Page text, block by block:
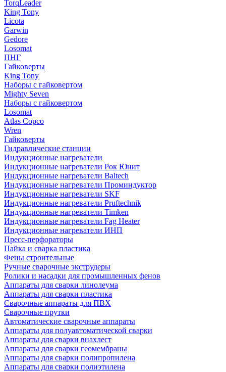
TorqLeader
King Tony
Licota
Garwin
Gedore
Losomat
ПНГ
Гайковерты
King Tony
Наборы с гайковертом
Mighty Seven
Наборы с гайковертом
Losomat
Atlas Copco
Wren
Гайковерты
Гидравлические станции
Индукционные нагреватели
Индукционные нагреватели Рок Юнит
Индукционные нагреватели Baltech
Индукционные нагреватели Проминдуктор
Индукционные нагреватели SKF
Индукционные нагреватели Pruftechnik
Индукционные нагреватели Timken
Индукционные нагреватели Fag Heater
Индукционные нагреватели ИНП
Пресс-перфораторы
Пайка и сварка пластика
Фены строительные
Ручные сварочные экструдеры
Ролики и насадки для промышленных фенов
Аппараты для сварки линолеума
Аппараты для сварки пластика
Сварочные аппараты для ПВХ
Сварочные прутки
Автоматические сварочные аппараты
Аппараты для полуавтоматической сварки
Аппараты для сварки внахлест
Аппараты для сварки геомембраны
Аппараты для сварки полипропилена
Аппараты для сварки полиэтилена